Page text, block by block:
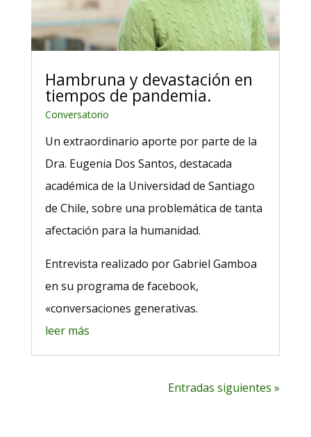
Hambruna y devastación en
tiempos de pandemia.
Conversatorio
Un extraordinario aporte por parte de la
Dra. Eugenia Dos Santos, destacada
académica de la Universidad de Santiago
de Chile, sobre una problemática de tanta
afectación para la humanidad.
Entrevista realizado por Gabriel Gamboa
en su programa de facebook,
«conversaciones generativas.
leer más
Entradas siguientes »